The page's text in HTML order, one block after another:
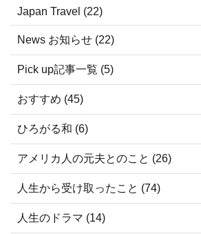
Japan Travel (22)
News お知らせ (22)
Pick up記事一覧 (5)
おすすめ (45)
ひろがる和 (6)
アメリカ人の元夫とのこと (26)
人生から受け取ったこと (74)
人生のドラマ (14)